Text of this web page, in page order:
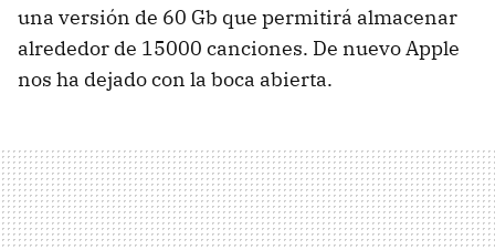
una versión de 60 Gb que permitirá almacenar
alrededor de 15000 canciones. De nuevo Apple
nos ha dejado con la boca abierta.